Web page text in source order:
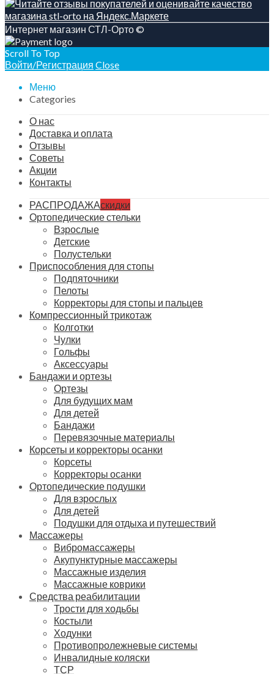
Интернет магазин СТЛ-Орто ©
Scroll To Top
Войти/Регистрация Close
Меню
Categories
О нас
Доставка и оплата
Отзывы
Советы
Акции
Контакты
РАСПРОДАЖАскидки
Ортопедические стельки
Взрослые
Детские
Полустельки
Приспособления для стопы
Подпяточники
Пелоты
Корректоры для стопы и пальцев
Компрессионный трикотаж
Колготки
Чулки
Гольфы
Аксессуары
Бандажи и ортезы
Ортезы
Для будущих мам
Для детей
Бандажи
Перевязочные материалы
Корсеты и корректоры осанки
Корсеты
Корректоры осанки
Ортопедические подушки
Для взрослых
Для детей
Подушки для отдыха и путешествий
Массажеры
Вибромассажеры
Акупунктурные массажеры
Массажные изделия
Массажные коврики
Средства реабилитации
Трости для ходьбы
Костыли
Ходунки
Противопролежневые системы
Инвалидные коляски
ТСР